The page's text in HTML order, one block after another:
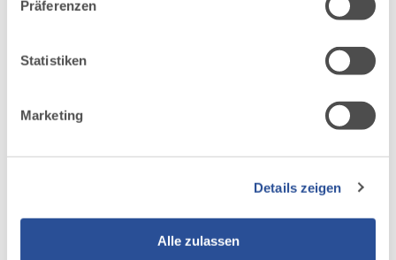
möglicherweise mit weiteren Daten zusammen, die du
Nutzung der Dienste gesammelt haben.
Präferenzen
Statistiken
Marketing
Details zeigen
Alle zulassen